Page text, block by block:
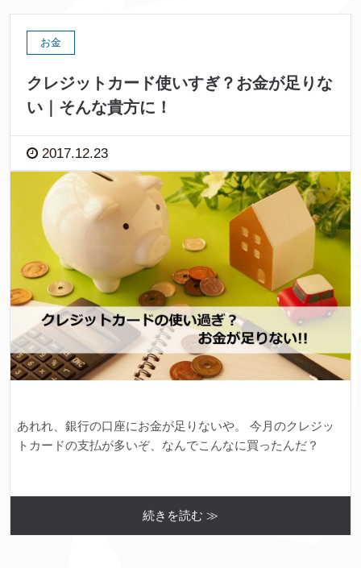
お金
クレジットカード使いすぎ？お金が足りな
い｜そんな貴方に！
2017.12.23
あれれ、銀行の口座にお金が足りないや。 今月のクレジッ
トカードの支払が多いぞ、なんでこんなに買ったんだ？
続きを読む ≫